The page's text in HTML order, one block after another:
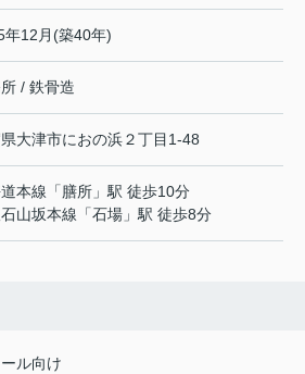
年12月(築40年)
/ 鉄骨造
大津市におの浜２丁目1-48
本線 「膳所 」駅 徒歩10分
山坂本線 「石場 」駅 徒歩8分
ル向け